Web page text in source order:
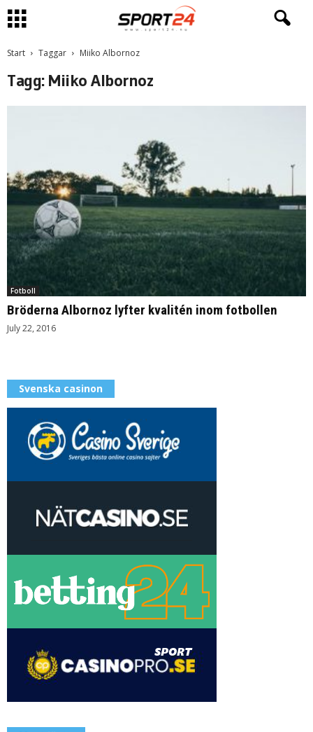
Start Taggar Miiko Albornoz
Tagg: Miiko Albornoz
Fotboll
Bröderna Albornoz lyfter kvalitén inom fotbollen
July 22, 2016
Svenska casinon